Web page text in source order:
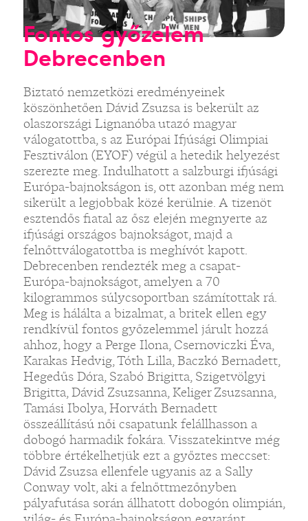
Fontos győzelem
Debrecenben
Biztató nemzetközi eredményeinek
köszönhetően Dávid Zsuzsa is bekerült az
olaszországi Lignanóba utazó magyar
válogatottba, s az Európai Ifjúsági Olimpiai
Fesztiválon (EYOF) végül a hetedik helyezést
szerezte meg. Indulhatott a salzburgi ifjúsági
Európa-bajnokságon is, ott azonban még nem
sikerült a legjobbak közé kerülnie. A tizenöt
esztendős fiatal az ősz elején megnyerte az
ifjúsági országos bajnokságot, majd a
felnőttválogatottba is meghívót kapott.
Debrecenben rendezték meg a csapat-
Európa-bajnokságot, amelyen a 70
kilogrammos súlycsoportban számítottak rá.
Meg is hálálta a bizalmat, a britek ellen egy
rendkívül fontos győzelemmel járult hozzá
ahhoz, hogy a Perge Ilona, Csernoviczki Éva,
Karakas Hedvig, Tóth Lilla, Baczkó Bernadett,
Hegedűs Dóra, Szabó Brigitta, Szigetvölgyi
Brigitta, Dávid Zsuzsanna, Keliger Zsuzsanna,
Tamási Ibolya, Horváth Bernadett
összeállítású női csapatunk felállhasson a
dobogó harmadik fokára. Visszatekintve még
többre értékelhetjük ezt a győztes meccset:
Dávid Zsuzsa ellenfele ugyanis az a Sally
Conway volt, aki a felnőttmezőnyben
pályafutása során állhatott dobogón olimpián,